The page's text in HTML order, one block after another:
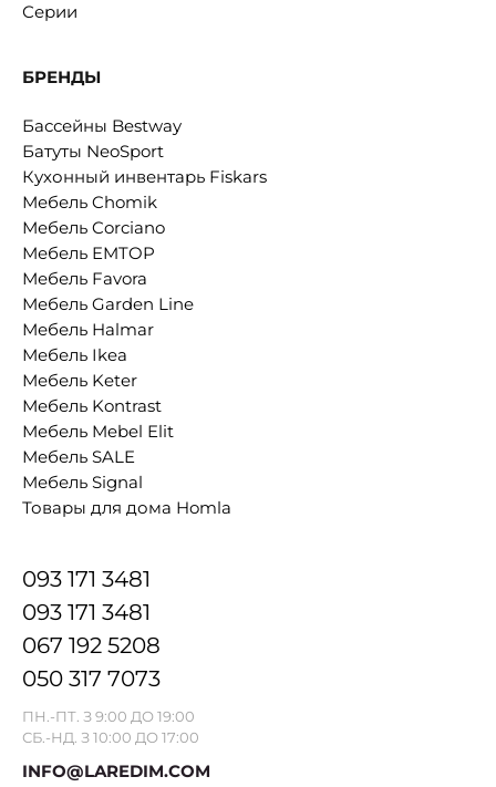
Серии
БРЕНДЫ
Бассейны Bestway
Батуты NeoSport
Кухонный инвентарь Fiskars
Мебель Chomik
Мебель Corciano
Мебель EMTOP
Мебель Favora
Мебель Garden Line
Мебель Halmar
Мебель Ikea
Мебель Keter
Мебель Kontrast
Мебель Mebel Elit
Мебель SALE
Мебель Signal
Товары для дома Homla
093 171 3481
093 171 3481
067 192 5208
050 317 7073
ПН.-ПТ. З 9:00 ДО 19:00
СБ.-НД. З 10:00 ДО 17:00
INFO@LAREDIM.COM